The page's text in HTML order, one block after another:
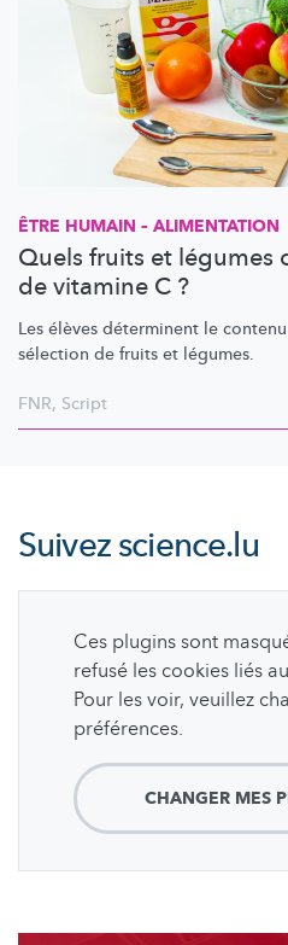
ÊTRE HUMAIN – ALIMENTATION
Quels fruits et légumes
de vitamine C ?
Les élèves déterminent le
sélection de fruits et légumes.
FNR, Script
Suivezscience.lu
Ces plugins sont
refusé les cookies liés
Pour les voir, veuillez
préférences.
CHANGER MES